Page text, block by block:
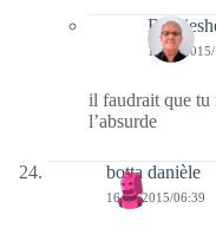
16/09/
il faudrait que tu
l’absurde
botta danièle
16/09/2015/06:39